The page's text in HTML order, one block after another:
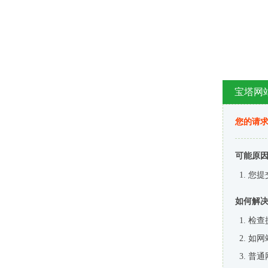
宝塔网
您的请
可能原
您提
如何解
检查
如网
普通